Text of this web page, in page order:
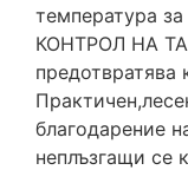
температура
КОНТРОЛ НА
предотвратява
благодарение
неплъзгащи се